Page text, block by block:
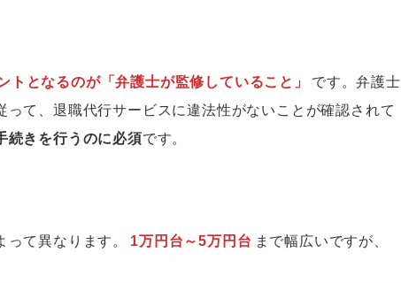
トとなるのが「弁護士が監修していること」
です。弁護士
て、退職代行サービスに違法性がないことが確認されて
続きを行うのに必須です。
て異なります。 1万円台～5万円台 まで幅広いですが、